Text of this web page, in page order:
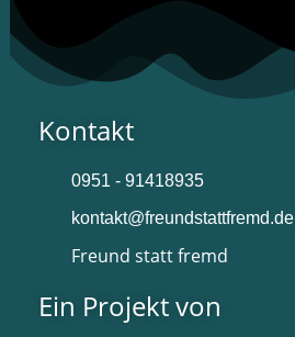
Kontakt
0951 - 91418935
kontakt@freundstattfremd.de
Freund statt fremd
Ein Projekt von